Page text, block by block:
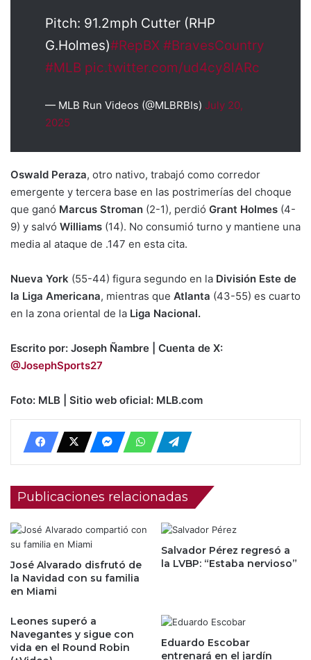
Pitch: 91.2mph Cutter (RHP
G.Holmes)#RepBX #BravesCountry
#MLB pic.twitter.com/ud4cy8lARc
— MLB Run Videos (@MLBRBIs) July 20,
2025
Oswald Peraza, otro nativo, trabajó como corredor
emergente y tercera base en las postrimerías del choque
que ganó Marcus Stroman (2-1), perdió Grant Holmes (4-
9) y salvó Williams (14). No consumió turno y mantiene una
media al ataque de .147 en esta cita.
Nueva York (55-44) figura segundo en la División Este de
la Liga Americana, mientras que Atlanta (43-55) es cuarto
en la zona oriental de la Liga Nacional.
Escrito por: Joseph Ñambre | Cuenta de X:
@JosephSports27
Foto: MLB | Sitio web oficial: MLB.com
Publicaciones relacionadas
José Alvarado disfrutó de
la Navidad con su familia
en Miami
Salvador Pérez regresó a
la LVBP: “Estaba nervioso”
Leones superó a
Navegantes y sigue con
vida en el Round Robin
Eduardo Escobar
entrenará en el jardín